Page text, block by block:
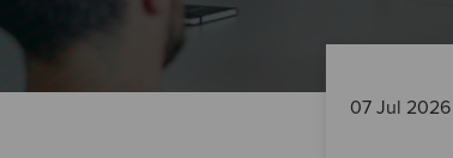
07 Jul 2026